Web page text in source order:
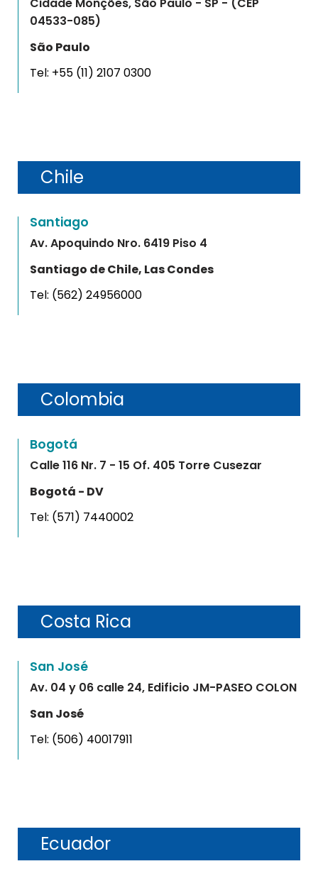
04533-085)
São Paulo
Tel: +55 (11) 2107 0300
Chile
Santiago
Av. Apoquindo Nro. 6419 Piso 4
Santiago de Chile, Las Condes
Tel: (562) 24956000
Colombia
Bogotá
Calle 116 Nr. 7 - 15 Of. 405 Torre Cusezar
Bogotá - DV
Tel: (571) 7440002
Costa Rica
San José
Av. 04 y 06 calle 24, Edificio JM-PASEO COLON
San José
Tel: (506) 40017911
Ecuador